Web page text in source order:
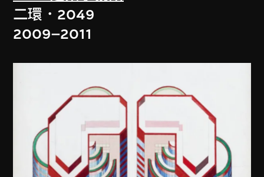
二環．2049
2009–2011